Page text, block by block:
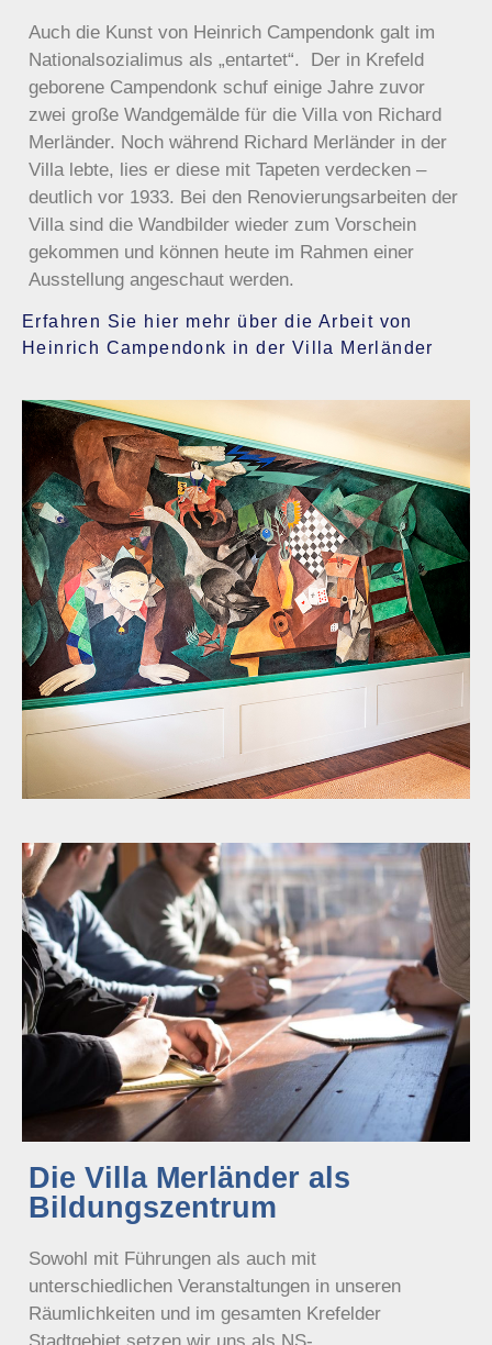
Auch die Kunst von Heinrich Campendonk galt im
Nationalsozialimus als „entartet“. Der in Krefeld
geborene Campendonk schuf einige Jahre zuvor
zwei große Wandgemälde für die Villa von Richard
Merländer. Noch während Richard Merländer in der
Villa lebte, lies er diese mit Tapeten verdecken –
deutlich vor 1933. Bei den Renovierungsarbeiten der
Villa sind die Wandbilder wieder zum Vorschein
gekommen und können heute im Rahmen einer
Ausstellung angeschaut werden.
Erfahren Sie hier mehr über die Arbeit von
Heinrich Campendonk in der Villa Merländer
Die Villa Merländer als
Bildungszentrum
Sowohl mit Führungen als auch mit
unterschiedlichen Veranstaltungen in unseren
Räumlichkeiten und im gesamten Krefelder